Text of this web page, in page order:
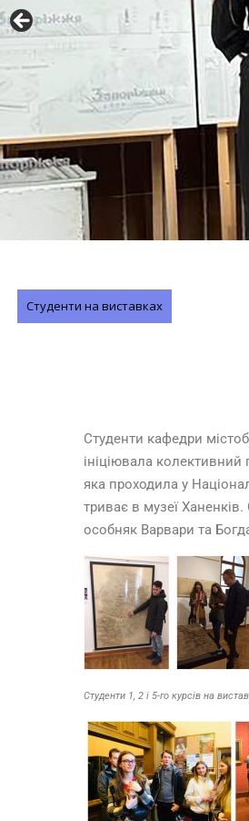
Студенти на виставках
Студенти кафедри
ініціювала колективний
яка проходила у
триває в музеї
особняк Варвари та
Студенти 1, 2 і 5-го курсів на